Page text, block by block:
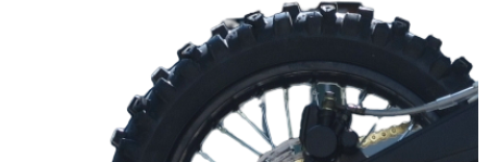
Воздушный
электрический
Добавить к сравнению
Нет в наличии